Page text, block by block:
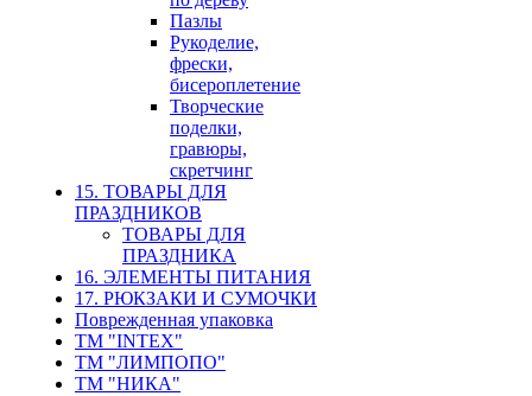
Пазлы
Рукоделие,
фрески,
бисероплетение
Творческие
поделки,
гравюры,
скретчинг
15. ТОВАРЫ ДЛЯ
ПРАЗДНИКОВ
ТОВАРЫ ДЛЯ
ПРАЗДНИКА
16. ЭЛЕМЕНТЫ ПИТАНИЯ
17. РЮКЗАКИ И СУМОЧКИ
Поврежденная упаковка
ТМ "INTEX"
ТМ "ЛИМПОПО"
ТМ "НИКА"